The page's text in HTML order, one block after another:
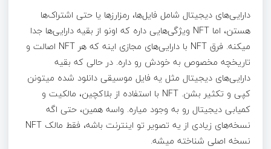
دارایی‌های دیجیتال شامل فایل‌ها، رمزارزها یا حتی اشتراک‌ها
هستن، اما NFT ویژگی‌هایی داره که اونو از بقیه دارایی‌ها جدا
میکنه. فرق NFT با دارایی‌های مجازی اینه که هر NFT اصالت و
تاریخچه مخصوص به خودش رو داره. در حالی که بقیه
دارایی‌های دیجیتال مثل یه فایل موسیقی دانلود شده میتونن
کپی و تکثیر بشن. NFT با استفاده از بلاکچین، مالکیت و
کمیابی دیجیتال رو به وجود میاره. واسه همین، حتی اگه
نسخه‌های زیادی از یه تصویر تو اینترنت باشه، فقط مالک NFT
نسخه اصلی شناخته میشه.